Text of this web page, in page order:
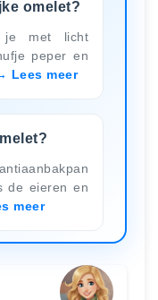
omelet?
je met licht
peper en
Lees meer
de eieren en
meer